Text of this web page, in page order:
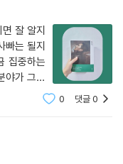
잘 알지
빠는 될지
집중하는
야가 그렇
다시피 하
0 댓글0